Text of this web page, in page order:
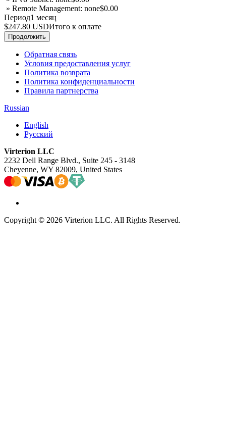
» Remote Management: none$0.00
Период1 месяц
$247.80 USDИтого к оплате
Продолжить
Обратная связь
Условия предоставления услуг
Политика возврата
Политика конфиденциальности
Правила партнерства
Russian
English
Русский
Virterion LLC
2232 Dell Range Blvd., Suite 245 - 3148
Cheyenne, WY 82009, United States
Copyright © 2026 Virterion LLC. All Rights Reserved.